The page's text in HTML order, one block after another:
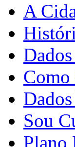
A
Como
Sou
Plano